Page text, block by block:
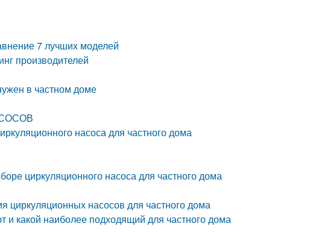
7 лучших моделей
производителей
в частном доме
насоса для частного дома
циркуляционного насоса для частного дома
циркуляционных насосов для частного дома
и какой наиболее подходящий для частного дома